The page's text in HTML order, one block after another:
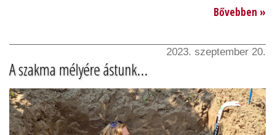
Bővebben »
2023. szeptember 20.
A szakma mélyére ástunk...